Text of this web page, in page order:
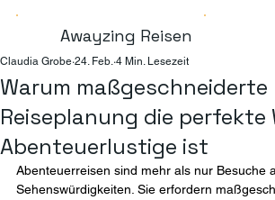
Awayzing Reisen
Warum maßgeschneiderte
Reiseplanung die perfekte
Abenteuerlustige ist
Claudia Grobe 24. Feb. 4 Min. Lesezeit
Abenteuerreisen sind mehr als nur Besuche
Sehenswürdigkeiten. Sie erfordern